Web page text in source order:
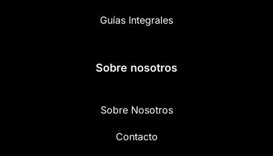
Guías Integrales
Sobre nosotros
Sobre Nosotros
Contacto